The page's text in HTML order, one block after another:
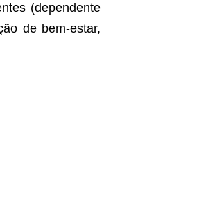
(dependente
de bem-estar,